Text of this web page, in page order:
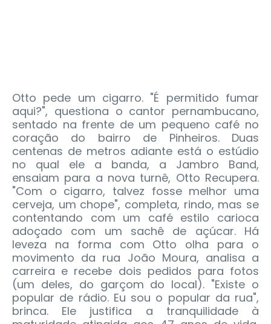
Otto pede um cigarro. "É permitido fumar
aqui?", questiona o cantor pernambucano,
sentado na frente de um pequeno café no
coração do bairro de Pinheiros. Duas
centenas de metros adiante está o estúdio
no qual ele a banda, a Jambro Band,
ensaiam para a nova turnê, Otto Recupera.
"Com o cigarro, talvez fosse melhor uma
cerveja, um chope", completa, rindo, mas se
contentando com um café estilo carioca
adoçado com um sachê de açúcar. Há
leveza na forma com Otto olha para o
movimento da rua João Moura, analisa a
carreira e recebe dois pedidos para fotos
(um deles, do garçom do local). "Existe o
popular de rádio. Eu sou o popular da rua",
brinca. Ele justifica a tranquilidade à